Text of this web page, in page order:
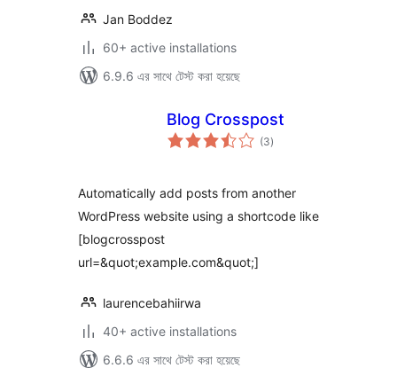
Jan Boddez
60+ active installations
6.9.6 এর সাথে টেস্ট করা হয়েছে
Blog Crosspost
(3total
ratings
)
Automatically add posts from another
WordPress website using a shortcode like
[blogcrosspost
url=&quot;example.com&quot;]
laurencebahiirwa
40+ active installations
6.6.6 এর সাথে টেস্ট করা হয়েছে